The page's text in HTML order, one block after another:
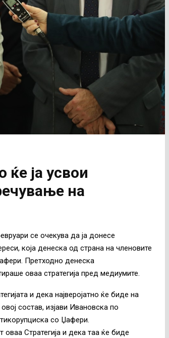
ја усвои
на
се очекува да ја донесе
која денеска од страна на членовите
Претходно денеска
оваа стратегија пред медиумите.
и дека најверојатно ќе биде на
состав, изјави Ивановска по
со Џафери.
Стратегија и дека таа ќе биде